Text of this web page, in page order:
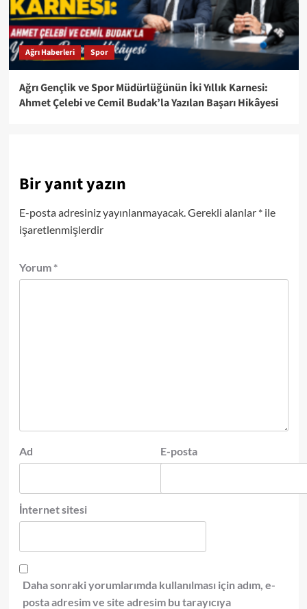
Ağrı Haberleri Spor
Ağrı Gençlik ve Spor Müdürlüğünün İki Yıllık Karnesi:
Ahmet Çelebi ve Cemil Budak’la Yazılan Başarı Hikâyesi
Bir yanıt yazın
E-posta adresiniz yayınlanmayacak. Gerekli alanlar *ile
işaretlenmişlerdir
Yorum *
Ad E-posta
İnternet sitesi
Daha sonraki yorumlarımda kullanılması için adım, e-
posta adresim ve site adresim bu tarayıcıya